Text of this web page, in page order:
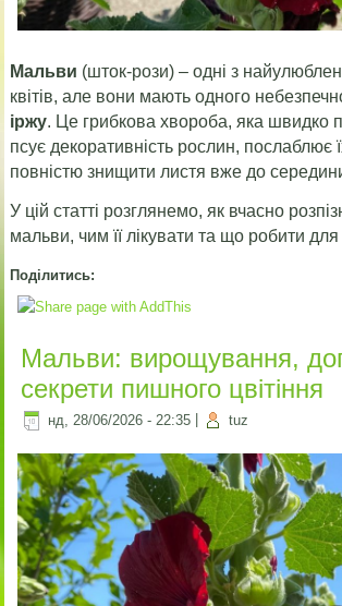
Мальви (шток-рози) – одні з
квітів, але вони мають одного
іржу. Це грибкова хвороба, яка швидко
псує декоративність рослин, послаблює
повністю знищити листя вже до
У цій статті розглянемо, як вчасно
мальви, чим її лікувати та що робити
Поділитись:
Мальви: вирощування,
секрети пишного цвітіння
нд, 28/06/2026 - 22:35 tuz